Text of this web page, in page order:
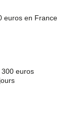
euros en France
euros